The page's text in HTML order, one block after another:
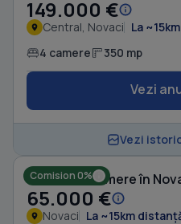
149.000 €
Central, Novaci La
4 camere 350 mp
Vezi
Vezi
Comision 0%
Casă cu 4 camere în
65.000 €
Novaci La ~15km